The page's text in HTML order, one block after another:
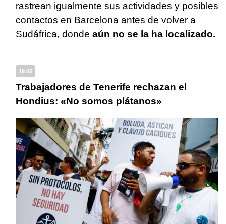
rastrean igualmente sus actividades y posibles
contactos en Barcelona antes de volver a
Sudáfrica, donde aún no se la ha localizado.
19.05
Trabajadores de Tenerife rechazan el
Hondius: «No somos plátanos»